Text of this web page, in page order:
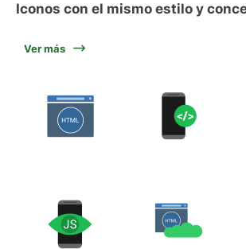
Iconos con el mismo estilo y
Ver más